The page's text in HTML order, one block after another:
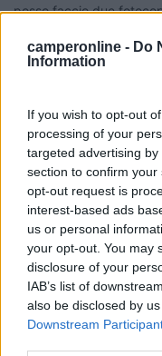
camperonline - Do
Information
If you wish to opt-out
processing of your
targeted advertising
section to confirm
opt-out request is
interest-based ads
us or personal
your opt-out. You may
disclosure of your
IAB’s list of
also be disclosed by
Downstream
posso faccio due
23
Grazie Nicolo' il mio
e quello rosso e' il
del mestiere per non
ringrazio per la tua
problema faro' lo
serata Roberto.
Nicolo45
Inserito il22/04/2014
quote: Risposta al
21/04/2014 21:26:23 (